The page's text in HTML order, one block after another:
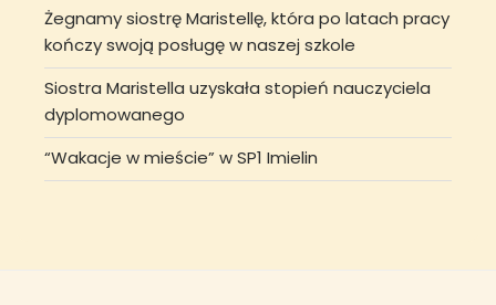
Żegnamy siostrę Maristellę, która po latach pracy
kończy swoją posługę w naszej szkole
Siostra Maristella uzyskała stopień nauczyciela
dyplomowanego
“Wakacje w mieście” w SP1 Imielin